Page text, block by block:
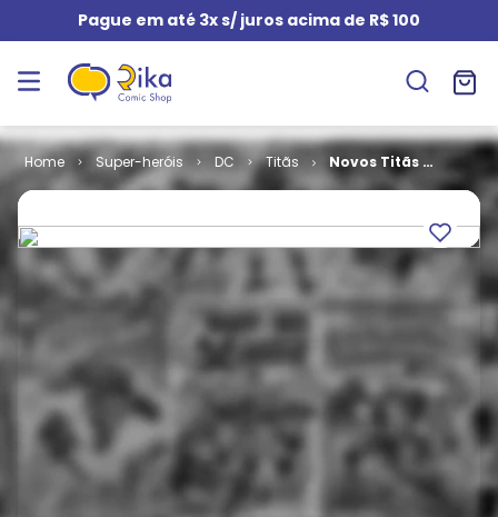
Pague em até 3x s/ juros acima de R$ 100
Super-heróis DC Titãs
Novos Titãs #
031